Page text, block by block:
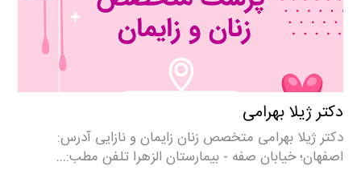
دکتر ژیلا بهرامی
دکتر ژیلا بهرامی متخصص زنان زایمان و نازایی آدرس:
اصفهان؛ خیابان صفه - بیمارستان الزهرا تلفن مطب:…